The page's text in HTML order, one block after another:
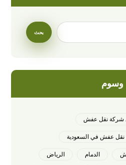
وسوم
شركة نقل عفش
عفش في السعودية
الدمام الرياض